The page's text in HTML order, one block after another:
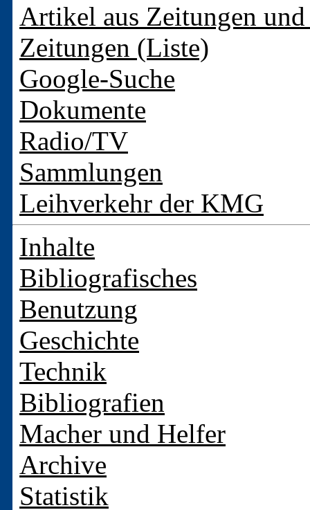
Artikel aus Zeitungen
Zeitungen (Liste)
Google-Suche
Dokumente
Radio/TV
Sammlungen
Leihverkehr der KMG
Inhalte
Bibliografisches
Benutzung
Geschichte
Technik
Bibliografien
Macher und Helfer
Archive
Statistik